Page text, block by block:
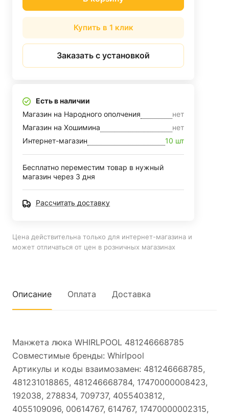
Купить в 1 клик
Заказать с установкой
Есть в наличии
Магазин на Народного ополчения
нет
Магазин на Хошимина
нет
Интернет-магазин
10 шт
Бесплатно переместим товар в нужный
магазин через 3 дня
Рассчитать доставку
Цена действительна только для интернет-магазина и
может отличаться от цен в розничных магазинах
Описание Оплата Доставка
Манжета люка WHIRLPOOL 481246668785
Совместимые бренды: Whirlpool
Артикулы и коды взаимозамен: 481246668785,
481231018865, 481246668784, 17470000008423,
192038, 278834, 709737, 4055403812,
4055109096, 00614767, 614767, 17470000002315,